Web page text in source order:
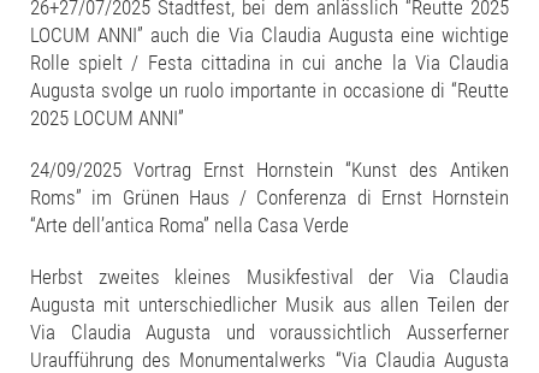
26+27/07/2025 Stadtfest, bei dem anlässlich “Reutte 2025
LOCUM ANNI” auch die Via Claudia Augusta eine wichtige
Rolle spielt / Festa cittadina in cui anche la Via Claudia
Augusta svolge un ruolo importante in occasione di “Reutte
2025 LOCUM ANNI”
24/09/2025 Vortrag Ernst Hornstein “Kunst des Antiken
Roms” im Grünen Haus / Conferenza di Ernst Hornstein
“Arte dell’antica Roma” nella Casa Verde
Herbst zweites kleines Musikfestival der Via Claudia
Augusta mit unterschiedlicher Musik aus allen Teilen der
Via Claudia Augusta und voraussichtlich Ausserferner
Uraufführung des Monumentalwerks “Via Claudia Augusta